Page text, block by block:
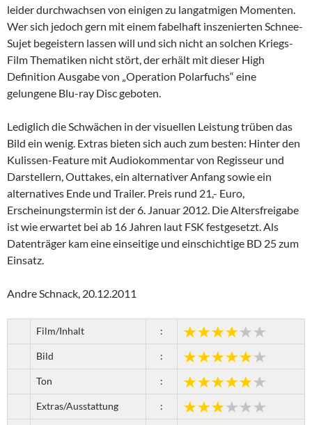
leider durchwachsen von einigen zu langatmigen Momenten.
Wer sich jedoch gern mit einem fabelhaft inszenierten Schnee-
Sujet begeistern lassen will und sich nicht an solchen Kriegs-
Film Thematiken nicht stört, der erhält mit dieser High
Definition Ausgabe von „Operation Polarfuchs“ eine
gelungene Blu-ray Disc geboten.
Lediglich die Schwächen in der visuellen Leistung trüben das
Bild ein wenig. Extras bieten sich auch zum besten: Hinter den
Kulissen-Feature mit Audiokommentar von Regisseur und
Darstellern, Outtakes, ein alternativer Anfang sowie ein
alternatives Ende und Trailer. Preis rund 21,- Euro,
Erscheinungstermin ist der 6. Januar 2012. Die Altersfreigabe
ist wie erwartet bei ab 16 Jahren laut FSK festgesetzt. Als
Datenträger kam eine einseitige und einschichtige BD 25 zum
Einsatz.
Andre Schnack, 20.12.2011
Film/Inhalt :
Bild :
Ton :
Extras/Ausstattung :